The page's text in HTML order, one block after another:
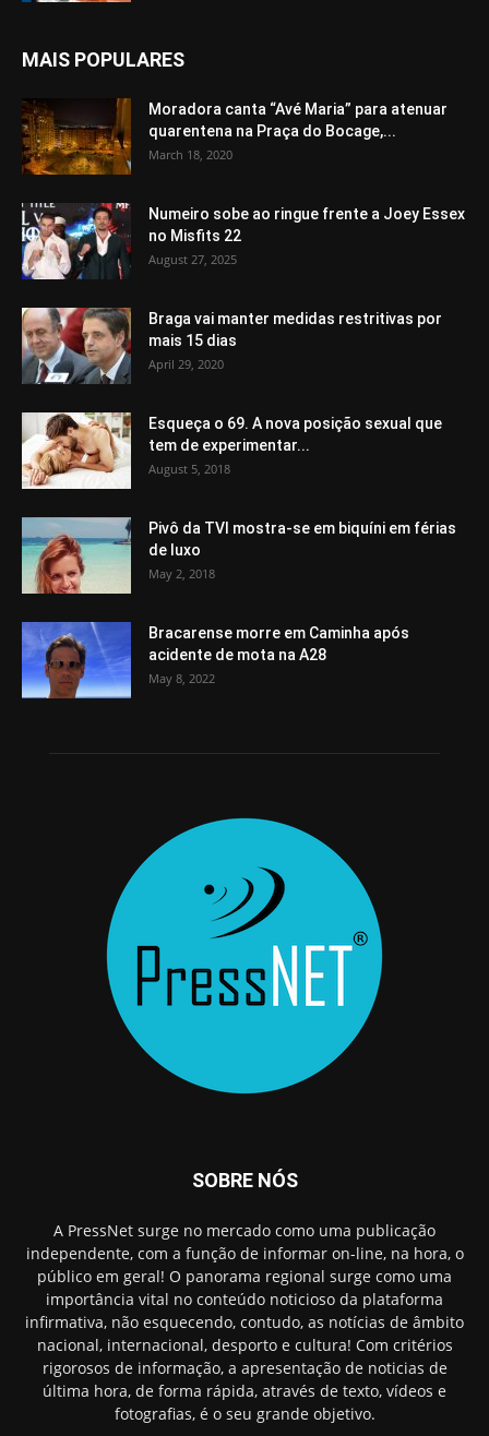
MAIS POPULARES
Moradora canta “Avé Maria” para atenuar
quarentena na Praça do Bocage,...
March 18, 2020
Numeiro sobe ao ringue frente a Joey Essex
no Misfits 22
August 27, 2025
Braga vai manter medidas restritivas por
mais 15 dias
April 29, 2020
Esqueça o 69. A nova posição sexual que
tem de experimentar...
August 5, 2018
Pivô da TVI mostra-se em biquíni em férias
de luxo
May 2, 2018
Bracarense morre em Caminha após
acidente de mota na A28
May 8, 2022
SOBRE NÓS
A PressNet surge no mercado como uma publicação
independente, com a função de informar on-line, na hora, o
público em geral! O panorama regional surge como uma
importância vital no conteúdo noticioso da plataforma
infirmativa, não esquecendo, contudo, as notícias de âmbito
nacional, internacional, desporto e cultura! Com critérios
rigorosos de informação, a apresentação de noticias de
última hora, de forma rápida, através de texto, vídeos e
fotografias, é o seu grande objetivo.